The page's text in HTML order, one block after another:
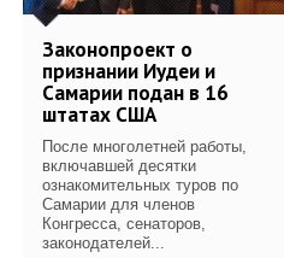
Законопроект о
признании Иудеи и
Самарии подан в 16
штатах США
После многолетней работы,
включавшей десятки
ознакомительных туров по
Самарии для членов
Конгресса, сенаторов,
законодателей...